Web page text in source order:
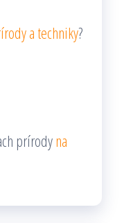
a techniky?
prírodyna